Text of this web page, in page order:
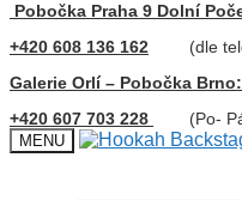
Pobočka Praha 9 Dolní
+420 608 136 162
(dle
Galerie Orlí – Pobočka Brno:
+420 607 703 228
(Po-
MENU